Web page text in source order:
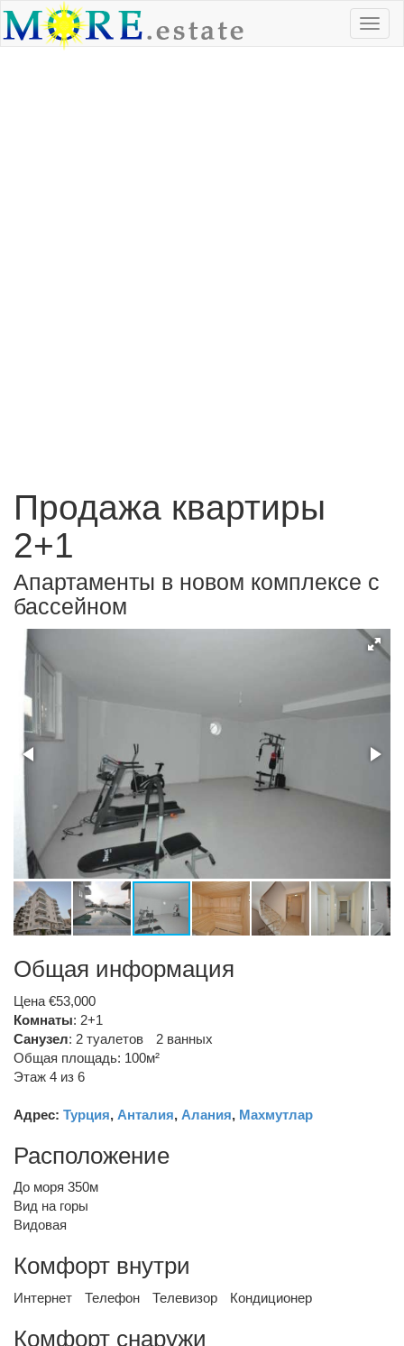
Продажа квартиры
2+1
Апартаменты в новом комплексе с
бассейном
Общая информация
Цена €53,000
Комнаты: 2+1
Санузел: 2 туалетов
2 ванных
Общая площадь: 100м²
Этаж 4 из 6
Адрес: Турция, Анталия, Алания, Махмутлар
Расположение
До моря 350м
Вид на горы
Видовая
Комфорт внутри
Интернет Телефон Телевизор Кондиционер
Комфорт снаружи